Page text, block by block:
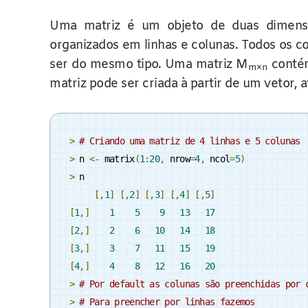
Uma matriz é um objeto de duas
organizados em linhas e colunas. Todos os
ser do mesmo tipo. Uma matriz Mm×n
matriz pode ser criada à partir de um vetor,
> # Criando uma matriz de 4 linhas e 5 colunas
> n <- matrix(1:20, nrow=4, ncol=5)
> n
[,1] [,2] [,3] [,4] [,5]
[1,] 1 5 9 13
17
[2,] 2 6 10 14
18
[3,] 3 7 11 15
19
[4,] 4 8 12 16
20
> # Por default as colunas são preenchidas por
> # Para preencher por linhas fazemos